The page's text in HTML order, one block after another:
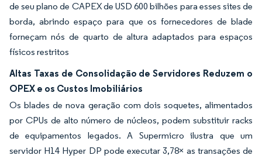
de seu plano de CAPEX de USD 600 bilhões para esses sites de
borda, abrindo espaço para que os fornecedores de blade
forneçam nós de quarto de altura adaptados para espaços
físicos restritos
Altas Taxas de Consolidação de Servidores Reduzem o
OPEX e os Custos Imobiliários
Os blades de nova geração com dois soquetes, alimentados
por CPUs de alto número de núcleos, podem substituir racks
de equipamentos legados. A Supermicro ilustra que um
servidor H14 Hyper DP pode executar 3,78× as transações de